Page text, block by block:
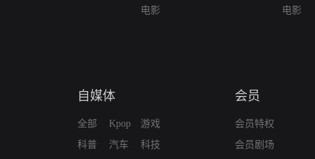
电影
电影
自媒体
全部
科普
Kpop
汽车
游戏
科技
会员
会员特权
会员剧场